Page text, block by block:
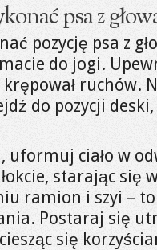
psa z
pozycję psa z
do jogi.
ruchów.
do pozycji
uformuj ciało w
starając się
ramion i szyi –
Postaraj się
się